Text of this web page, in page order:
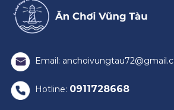
Email:
Hotline: 0911728668